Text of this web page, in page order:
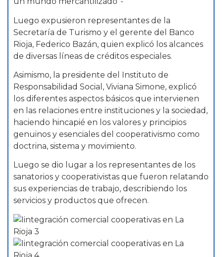
Luego expusieron representantes de la
Secretaría de Turismo y el gerente del Banco
Rioja, Federico Bazán, quien explicó los alcances
de diversas líneas de créditos especiales.
Asimismo, la presidente del Instituto de
Responsabilidad Social, Viviana Simone, explicó
los diferentes aspectos básicos que intervienen
en las relaciones entre instituciones y la sociedad,
haciendo hincapié en los valores y principios
genuinos y esenciales del cooperativismo como
doctrina, sistema y movimiento.
Luego se dio lugar a los representantes de los
sanatorios y cooperativistas que fueron relatando
sus experiencias de trabajo, describiendo los
servicios y productos que ofrecen.